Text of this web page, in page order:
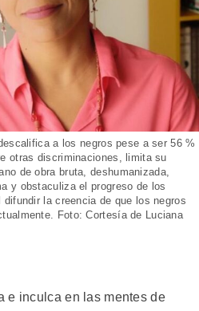
a los negros pese a ser 56 %
otras discriminaciones, limita su
de obra bruta, deshumanizada,
y obstaculiza el progreso de los
la creencia de que los negros
Foto: Cortesía de Luciana
e inculca en las mentes de